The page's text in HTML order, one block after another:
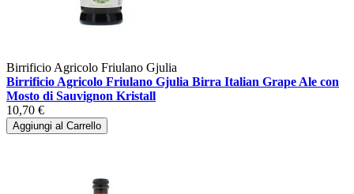
Birrificio Agricolo Friulano Gjulia
Birrificio Agricolo Friulano Gjulia Birra Italian Grape Ale con
Mosto di Sauvignon Kristall
10,70 €
Aggiungi al Carrello